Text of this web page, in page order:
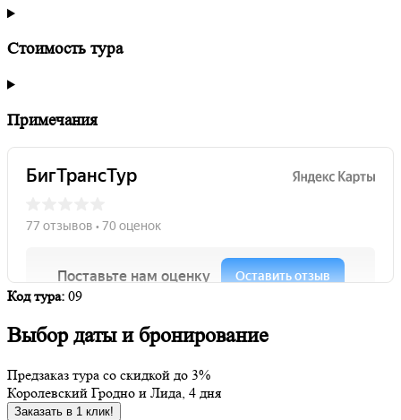
Стоимость тура
Примечания
Код тура: 09
Выбор даты и бронирование
Предзаказ тура со скидкой до 3%
Королевский Гродно и Лида, 4 дня
Заказать в 1 клик!